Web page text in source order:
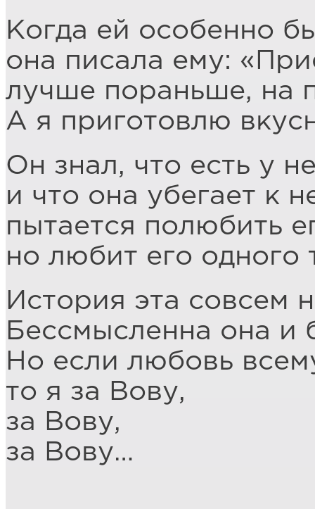
Когда ей особенно
она писала ему:
лучше пораньше, на
А я приготовлю
Он знал, что есть у
и что она убегает к
пытается полюбить
но любит его одного
История эта совсем
Бессмысленна она и
Но если любовь
то я за Вову,
за Вову,
за Вову…